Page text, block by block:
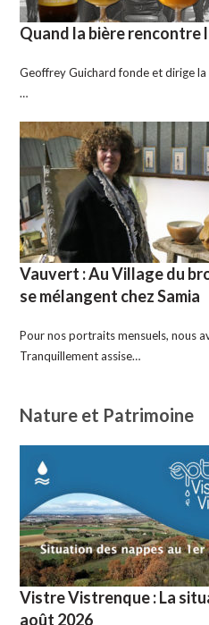
Quand la bière rencontre
Geoffrey Guichard fonde et dirige
…
Vauvert : Au Village du
se mélangent chez Samia
Pour nos portraits mensuels, nous
Tranquillement assise…
Nature et Patrimoine
Vistre Vistrenque : La
août 2026